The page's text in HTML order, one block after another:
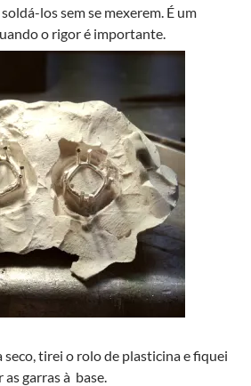
los sem se mexerem. É um
o rigor é importante.
seco, tirei o rolo de plasticina e fiquei
as garras à base.